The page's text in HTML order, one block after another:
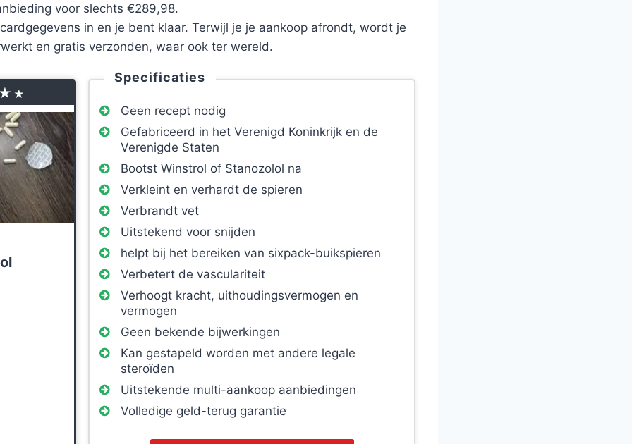
voor slechts €289,98.
in en je bent klaar. Terwijl je je aankoop afrondt, wordt je
en gratis verzonden, waar ook ter wereld.
★
Specificaties
Geen recept nodig
Gefabriceerd in het Verenigd Koninkrijk en de
Verenigde Staten
Bootst Winstrol of Stanozolol na
Verkleint en verhardt de spieren
Verbrandt vet
Uitstekend voor snijden
helpt bij het bereiken van sixpack-buikspieren
Verbetert de vasculariteit
Verhoogt kracht, uithoudingsvermogen en
vermogen
Geen bekende bijwerkingen
Kan gestapeld worden met andere legale
steroïden
Uitstekende multi-aankoop aanbiedingen
Volledige geld-terug garantie